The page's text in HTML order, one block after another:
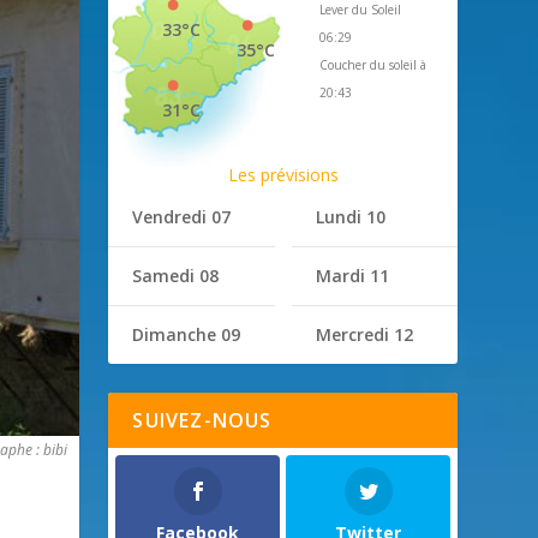
: bibi
35°C
33°C
31°C
Lever du Soleil
06:29
Coucher du soleil à
20:43
Les prévisions
Vendredi 07
Samedi 08
Dimanche 09
Lundi 10
Mardi 11
Mercredi 12
SUIVEZ-NOUS
Facebook Twitter